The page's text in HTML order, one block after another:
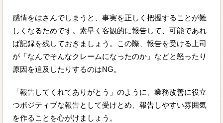
感情をはさんでしまうと、事実を正しく把握することが難
しくなるためです。素早く客観的に報告して、可能であれ
ば記録を残しておきましょう。この際、報告を受ける上司
が「なんでそんなクレームになったのか」などと怒ったり
原因を追及したりするのはNG。
「報告してくれてありがとう」のように、業務改善に役立
つポジティブな報告として受けとめ、報告しやすい雰囲気
を作ることを心がけましょう。